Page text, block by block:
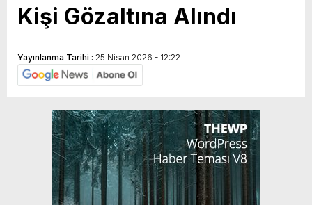
Kişi Gözaltına Alındı
Yayınlanma Tarihi : 25 Nisan 2026 - 12:22